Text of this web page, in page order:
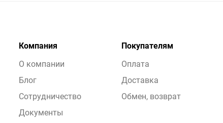
Компания
О компании
Блог
Сотрудничество
Документы
Покупателям
Оплата
Доставка
Обмен, возврат